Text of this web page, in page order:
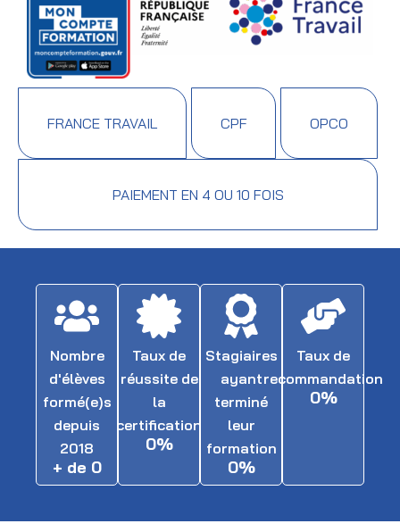
FRANCE TRAVAIL CPF OPCO
PAIEMENT EN 4 OU 10 FOIS
Nombre
d'élèves
formé(e)s
depuis
2018
+ de 0
Taux de
réussite de
la
certification
0%
Stagiaires
ayant
terminé
leur
formation
0%
Taux de
recommandation
0%